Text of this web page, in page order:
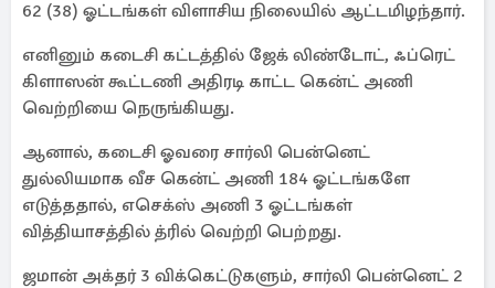
62 (38) ஓட்டங்கள் விளாசிய நிலையில் ஆட்டமிழந்தார்.
எனினும் கடைசி கட்டத்தில் ஜேக் லிண்டோட், ஃப்ரெட்
கிளாஸன் கூட்டணி அதிரடி காட்ட கென்ட் அணி
வெற்றியை நெருங்கியது.
ஆனால், கடைசி ஓவரை சார்லி பென்னெட்
துல்லியமாக வீச கென்ட் அணி 184 ஓட்டங்களே
எடுத்ததால், எசெக்ஸ் அணி 3 ஓட்டங்கள்
வித்தியாசத்தில் த்ரில் வெற்றி பெற்றது.
ஜமான் அக்தர் 3 விக்கெட்டுகளும், சார்லி பென்னெட் 2